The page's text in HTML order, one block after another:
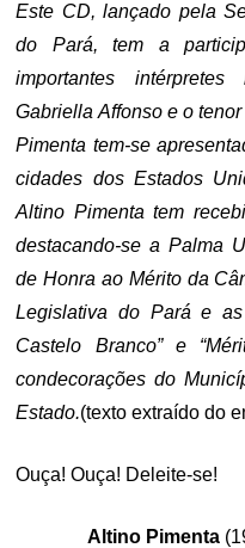
Este CD, lançado pela
do Pará, tem a
importantes
Gabriella Affonso e o
Pimenta tem-se
cidades dos Estados
Altino Pimenta tem
destacando-se a Palma
de Honra ao Mérito da
Legislativa do Pará e as
Castelo Branco” e
condecorações do
Estado.(texto extraído do
Ouça! Ouça! Deleite-se!
Altino Pimenta